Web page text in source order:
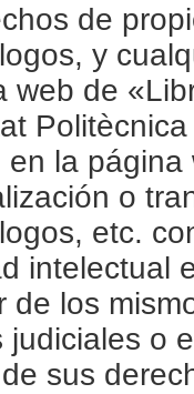
de
y
web de
en la
o
etc.
intelectual
de los
judiciales o
sus